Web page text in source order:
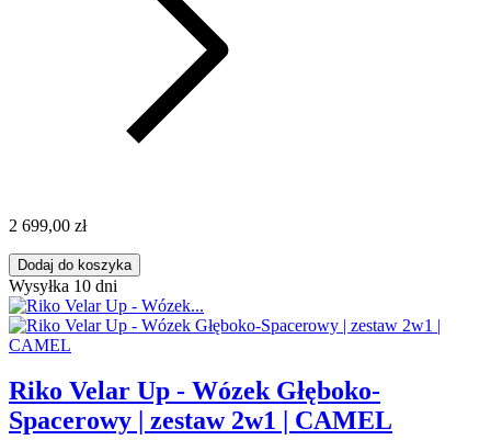
2 699,00 zł
Dodaj do koszyka
Wysyłka 10 dni
Riko Velar Up - Wózek Głęboko-
Spacerowy | zestaw 2w1 | CAMEL